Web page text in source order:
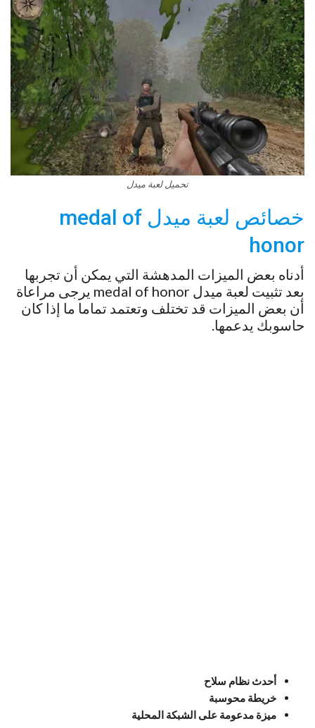
تحميل لعبة ميدل
خصائص لعبة ميدل medal of
honor
أدناه بعض الميزات المدهشة التي يمكن أن تجربها
بعد تثبيت لعبة ميدل medal of honor يرجى مراعاة
أن بعض الميزات قد تختلف وتعتمد تماما ما إذا كان
حاسوبك يدعمها.
أحدث نظام سلاح
خريطة محوسبة
ميزة مدعومة على الشبكة المحلية